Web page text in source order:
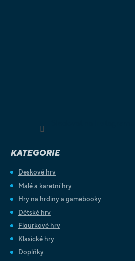
KATEGORIE
Deskové hry
Malé a karetní hry
Hry na hrdiny a gamebooky
Dětské hry
Figurkové hry
Klasické hry
Doplňky